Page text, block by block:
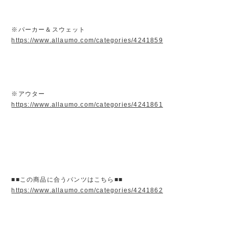
※パーカー＆スウェット
https://www.allaumo.com/categories/4241859
※アウター
https://www.allaumo.com/categories/4241861
■■この商品に合うパンツはこちら■■
https://www.allaumo.com/categories/4241862